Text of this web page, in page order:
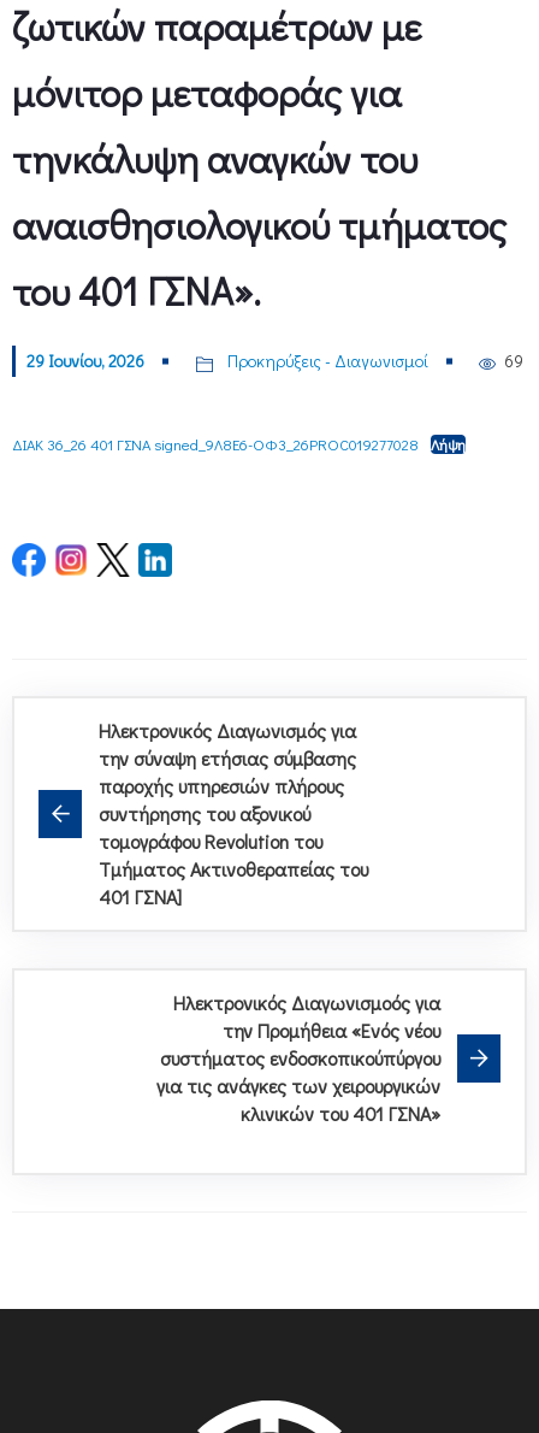
ζωτικών παραμέτρων με
μόνιτορ μεταφοράς για
τηνκάλυψη αναγκών του
αναισθησιολογικού τμήματος
του 401 ΓΣΝΑ».
29 Ιουνίου, 2026 Προκηρύξεις - Διαγωνισμοί 69
ΔΙΑΚ 36_26 401 ΓΣΝΑ signed_9Λ8Ε6-ΟΦ3_26PROC019277028 Λήψη
Ηλεκτρονικός Διαγωνισμός για
την σύναψη ετήσιας σύμβασης
παροχής υπηρεσιών πλήρους
συντήρησης του αξονικού
τομογράφου Revolution του
Τμήματος Ακτινοθεραπείας του
401 ΓΣΝΑ]
Ηλεκτρονικός Διαγωνισμοός για
την Προμήθεια «Ενός νέου
συστήματος ενδοσκοπικούπύργου
για τις ανάγκες των χειρουργικών
κλινικών του 401 ΓΣΝΑ»